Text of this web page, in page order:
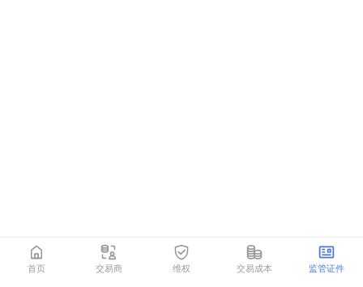
首页 交易商 维权 交易成本 监管证件